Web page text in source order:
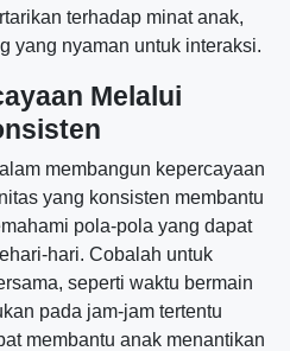
terhadap minat anak,
yang nyaman untuk interaksi.
Melalui
membangun kepercayaan
yang konsisten membantu
pola-pola yang dapat
hari. Cobalah untuk
seperti waktu bermain
pada jam-jam tertentu
membantu anak menantikan